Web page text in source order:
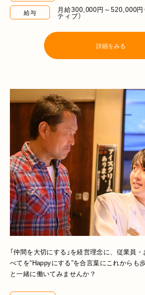
給与 月給300,000円～520,000円
ティブ）
詳細をみる
「仲間を大切にする」を経営理念に、従業員
べてを“Happyにする”を合言葉にこれからも
と一緒に働いてみませんか？